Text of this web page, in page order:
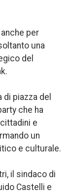
per
una
del
piazza del
che ha
e
un
e culturale.
il sindaco di
Castelli e